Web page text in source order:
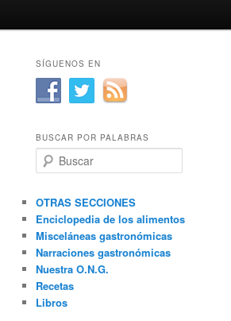
SÍGUENOS EN
BUSCAR POR PALABRAS
u
c
a
r
OTRAS SECCIONES
Enciclopedia de los alimentos
Misceláneas gastronómicas
Narraciones gastronómicas
Nuestra O.N.G.
Recetas
Libros